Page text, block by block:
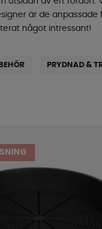
är de anpassade
något intressant!
PRYDNAD &